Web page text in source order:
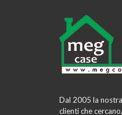
Dal 2005 la
clienti che